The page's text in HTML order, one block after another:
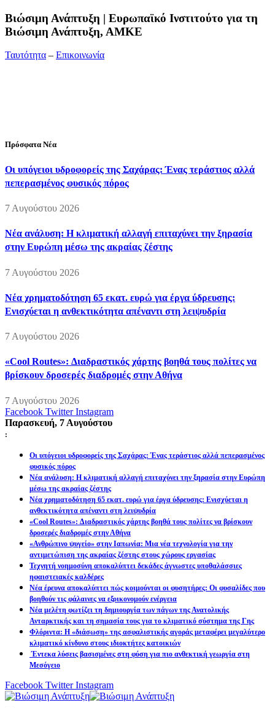
Bιώσιμη Ανάπτυξη | Ευρωπαϊκό Ινστιτούτο για τη
Βιώσιμη Ανάπτυξη, ΑΜΚΕ
Ταυτότητα – Επικοινωνία
Πρόσφατα Νέα
Οι υπόγειοι υδροφορείς της Σαχάρας: Ένας τεράστιος αλλά
πεπερασμένος φυσικός πόρος
7 Αυγούστου 2026
Νέα ανάλυση: Η κλιματική αλλαγή επιταχύνει την ξηρασία
στην Ευρώπη μέσω της ακραίας ζέστης
7 Αυγούστου 2026
Νέα χρηματοδότηση 65 εκατ. ευρώ για έργα ύδρευσης:
Ενισχύεται η ανθεκτικότητα απέναντι στη λειψυδρία
7 Αυγούστου 2026
«Cool Routes»: Διαδραστικός χάρτης βοηθά τους πολίτες να
βρίσκουν δροσερές διαδρομές στην Αθήνα
7 Αυγούστου 2026
Facebook Twitter Instagram
Παρασκευή, 7 Αυγούστου
:
Οι υπόγειοι υδροφορείς της Σαχάρας: Ένας τεράστιος αλλά πεπερασμένος
φυσικός πόρος
Νέα ανάλυση: Η κλιματική αλλαγή επιταχύνει την ξηρασία στην Ευρώπη
μέσω της ακραίας ζέστης
Νέα χρηματοδότηση 65 εκατ. ευρώ για έργα ύδρευσης: Ενισχύεται η
ανθεκτικότητα απέναντι στη λειψυδρία
«Cool Routes»: Διαδραστικός χάρτης βοηθά τους πολίτες να βρίσκουν
δροσερές διαδρομές στην Αθήνα
«Ανθρώπινο ψυγείο» στην Ιαπωνία: Μια νέα τεχνολογία για την
αντιμετώπιση της ακραίας ζέστης στους χώρους εργασίας
Τεχνητή νοημοσύνη αποκαλύπτει δεκάδες άγνωστες υποθαλάσσιες
ηφαιστειακές καλδέρες
Νέα έρευνα αποκαλύπτει πώς κοιμούνται οι φυσητήρες: Οι φυσαλίδες που
βοηθούν τις φάλαινες να εξοικονομούν ενέργεια
Νέα μελέτη φωτίζει τη δημιουργία των πάγων της Ανατολικής
Ανταρκτικής και τη σημασία τους για το κλιματικό σύστημα της Γης
Φλόριντα: Η «διάσωση» της ασφαλιστικής αγοράς μεταφέρει μεγαλύτερο
κλιματικό κίνδυνο στους ιδιοκτήτες κατοικιών
Έντεκα λύσεις βασισμένες στη φύση για πιο ανθεκτική γεωργία στη
Μεσόγειο
Facebook Twitter Instagram